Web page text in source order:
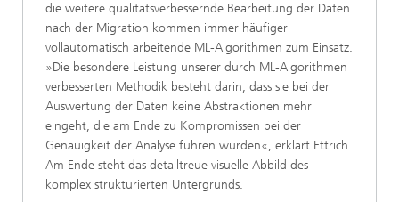
die weitere qualitätsverbessernde Bearbeitung der Daten
nach der Migration kommen immer häufiger
vollautomatisch arbeitende ML-Algorithmen zum Einsatz.
»Die besondere Leistung unserer durch ML-Algorithmen
verbesserten Methodik besteht darin, dass sie bei der
Auswertung der Daten keine Abstraktionen mehr
eingeht, die am Ende zu Kompromissen bei der
Genauigkeit der Analyse führen würden«, erklärt Ettrich.
Am Ende steht das detailtreue visuelle Abbild des
komplex strukturierten Untergrunds.